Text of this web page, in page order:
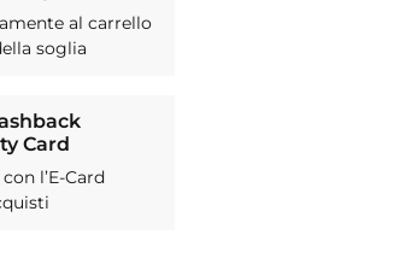
al carrello
soglia
Card
l’E-Card